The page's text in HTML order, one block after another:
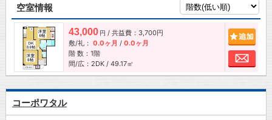
空室情報
43,000 円 / 共益費：3,700円
敷/礼： 0.0ヶ月 / 0.0ヶ月
階 数：1階
間/広：2DK / 49.17㎡
お
コーポワタル